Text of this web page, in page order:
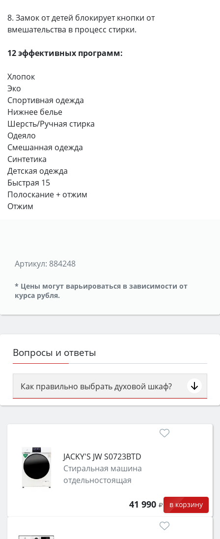
8. Замок от детей блокирует кнопки от
вмешательства в процесс стирки.
12 эффективных программ:
Хлопок
Эко
Спортивная одежда
Нижнее белье
Шерсть/Ручная стирка
Одеяло
Смешанная одежда
Синтетика
Детская одежда
Быстрая 15
Полоскание + отжим
Отжим
Артикул: 884248
* Цены могут варьироваться в зависимости от
курса рубля.
Вопросы и ответы
Как правильно выбрать духовой шкаф?
Сначала определитесь с типом (газовый или
затем смотрите на объём 50–70 л для семьи,
функции (конвекция, гриль, самоочистка,
защита от детей).
JACKY'S JW S0723BTD
Стиральная машина
отдельностоящая
41 990 в корзину